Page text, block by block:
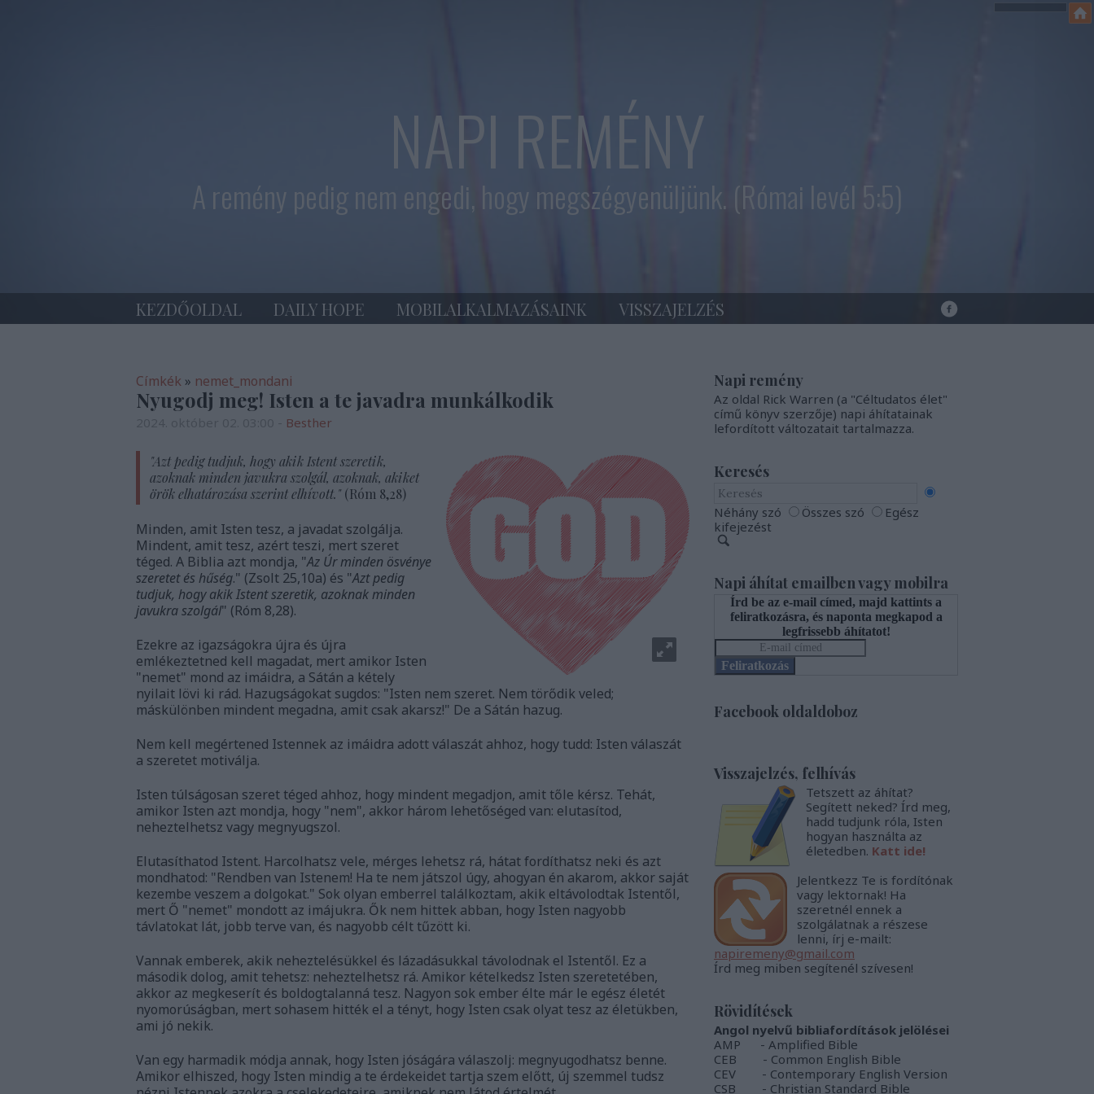
NAPI REMÉNY
A remény pedig nem engedi, hogy megszégyenüljünk. (Római levél 5:5)
KEZDŐOLDAL DAILY HOPE MOBILALKALMAZÁSAINK VISSZAJELZÉS
Címkék » nemet_mondani
Nyugodj meg! Isten a te javadra munkálkodik
Besther
"Azt pedig tudjuk, hogy akik Istent szeretik,
azoknak minden javukra szolgál, azoknak, akiket
örök elhatározása szerint elhívott." (Róm 8,28)
Minden, amit Isten tesz, a javadat szolgálja.
Mindent, amit tesz, azért teszi, mert szeret
téged. A Biblia azt mondja, "Az Úr minden ösvénye
szeretet és hűség." (Zsolt 25,10a) és "Azt pedig
tudjuk, hogy akik Istent szeretik, azoknak minden
javukra szolgál" (Róm 8,28).
Ezekre az igazságokra újra és újra
emlékeztetned kell magadat, mert amikor Isten
"nemet" mond az imáidra, a Sátán a kétely
nyilait lövi ki rád. Hazugságokat sugdos: "Isten nem szeret. Nem törődik veled;
máskülönben mindent megadna, amit csak akarsz!" De a Sátán hazug.
Nem kell megértened Istennek az imáidra adott válaszát ahhoz, hogy tudd: Isten válaszát
a szeretet motiválja.
Isten túlságosan szeret téged ahhoz, hogy mindent megadjon, amit tőle kérsz. Tehát,
amikor Isten azt mondja, hogy "nem", akkor három lehetőséged van: elutasítod,
neheztelhetsz vagy megnyugszol.
Elutasíthatod Istent. Harcolhatsz vele, mérges lehetsz rá, hátat fordíthatsz neki és azt
mondhatod: "Rendben van Istenem! Ha te nem játszol úgy, ahogyan én akarom, akkor saját
kezembe veszem a dolgokat." Sok olyan emberrel találkoztam, akik eltávolodtak Istentől,
mert Ő "nemet" mondott az imájukra. Ők nem hittek abban, hogy Isten nagyobb
távlatokat lát, jobb terve van, és nagyobb célt tűzött ki.
Vannak emberek, akik neheztelésükkel és lázadásukkal távolodnak el Istentől. Ez a
második dolog, amit tehetsz: neheztelhetsz rá. Amikor kételkedsz Isten szeretetében,
akkor az megkeserít és boldogtalanná tesz. Nagyon sok ember élte már le egész életét
nyomorúságban, mert sohasem hitték el a tényt, hogy Isten csak olyat tesz az életükben,
ami jó nekik.
Van egy harmadik módja annak, hogy Isten jóságára válaszolj: megnyugodhatsz benne.
Amikor elhiszed, hogy Isten mindig a te érdekeidet tartja szem előtt, új szemmel tudsz
Napi remény
Az oldal Rick Warren (a "Céltudatos élet"
című könyv szerzője) napi áhítatainak
lefordított változatait tartalmazza.
Keresés
Néhány szó Összes szó
Egész
kifejezést
Napi áhítat emailben vagy mobilra
Írd be az e-mail címed, majd kattints a
feliratkozásra, és naponta megkapod a
legfrissebb áhítatot!
Feliratkozás
Facebook oldaldoboz
Visszajelzés, felhívás
Tetszett az áhítat?
Segített neked? Írd meg,
hadd tudjunk róla, Isten
hogyan használta az
életedben. Katt ide!
Jelentkezz Te is fordítónak
vagy lektornak! Ha
szeretnél ennek a
szolgálatnak a részese
lenni, írj e-mailt:
napiremeny@gmail.com
Írd meg miben segítenél szívesen!
Rövidítések
Angol nyelvű bibliafordítások jelölései
AMP - Amplified Bible
CEB - Common English Bible
CEV - Contemporary English Version
CSB - Christian Standard Bible